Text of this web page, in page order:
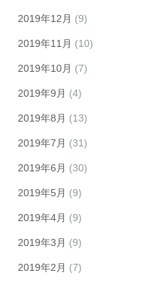
2019年12月 (9)
2019年11月 (10)
2019年10月 (7)
2019年9月 (4)
2019年8月 (13)
2019年7月 (31)
2019年6月 (30)
2019年5月 (9)
2019年4月 (9)
2019年3月 (9)
2019年2月 (7)